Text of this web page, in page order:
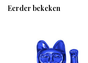
Eerder bekeken